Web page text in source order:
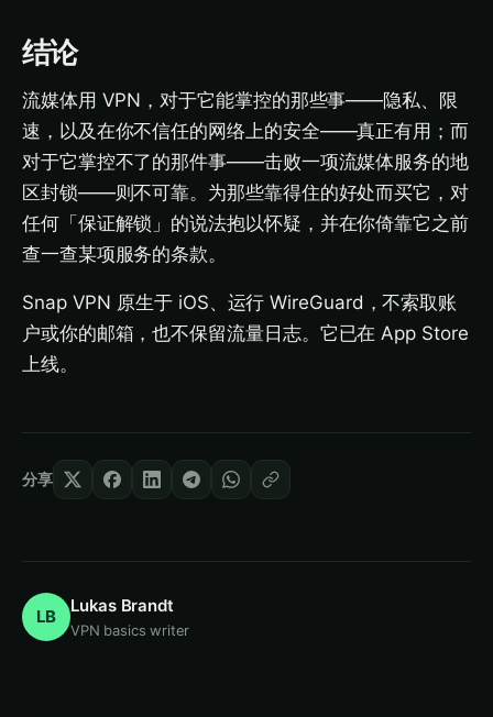
结论
流媒体用 VPN，对于它能掌控的那些事——隐私、限
速，以及在你不信任的网络上的安全——真正有用；而
对于它掌控不了的那件事——击败一项流媒体服务的地
区封锁——则不可靠。为那些靠得住的好处而买它，对
任何「保证解锁」的说法抱以怀疑，并在你倚靠它之前
查一查某项服务的条款。
Snap VPN 原生于 iOS、运行 WireGuard，不索取账
户或你的邮箱，也不保留流量日志。它已在 App Store
上线。
分享
LB
Lukas Brandt
VPN basics writer